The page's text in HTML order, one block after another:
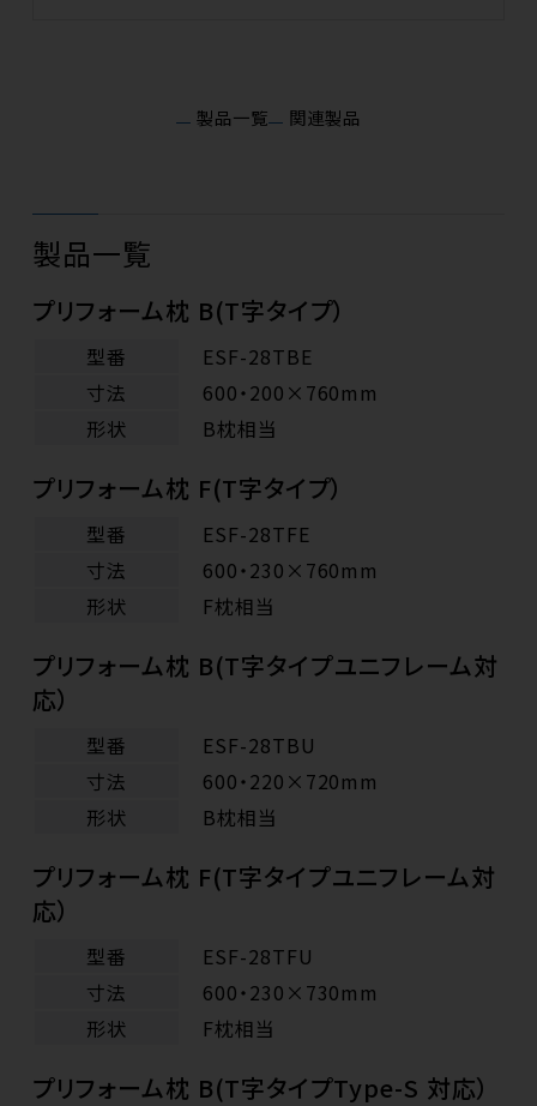
製品一覧 関連製品
製品一覧
プリフォーム枕 B(T字タイプ）
型番
ESF-28TBE
寸法
600・200×760mm
形状
B枕相当
プリフォーム枕 F(T字タイプ）
型番
ESF-28TFE
寸法
600・230×760mm
形状
F枕相当
プリフォーム枕 B(T字タイプユニフレーム対
応）
型番
ESF-28TBU
寸法
600・220×720mm
形状
B枕相当
プリフォーム枕 F(T字タイプユニフレーム対
応）
型番
ESF-28TFU
寸法
600・230×730mm
形状
F枕相当
プリフォーム枕 B(T字タイプType-S 対応）